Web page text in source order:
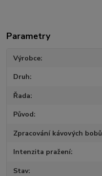
Parametry
Výrobce
Druh
Řada
Původ
Zpracování kávových bobů
Intenzita pražení
Stav